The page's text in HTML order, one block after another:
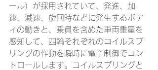
ール）が採用されていて、発進、加
速、減速、旋回時などに発生するボデ
ィの動きと、乗員を含めた車両重量を
感知して、四輪それぞれのコイルスプ
リングの作動を瞬時に電子制御でコン
トロールします。コイルスプリングと